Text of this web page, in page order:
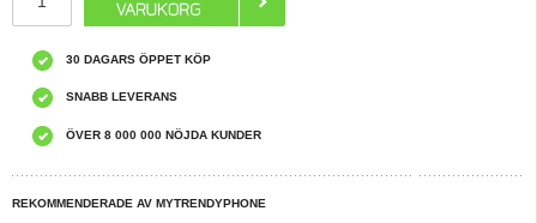
30 DAGARS ÖPPET KÖP
SNABB LEVERANS
ÖVER 8 000 000 NÖJDA KUNDER
REKOMMENDERADE AV MYTRENDYPHONE